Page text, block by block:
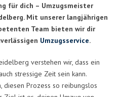
für dich – Umzugsmeister
Mit unserer langjährigen
Team bieten wir dir
Umzugsservice.
verstehen wir, dass ein
stressige Zeit sein kann.
Prozess so reibungslos